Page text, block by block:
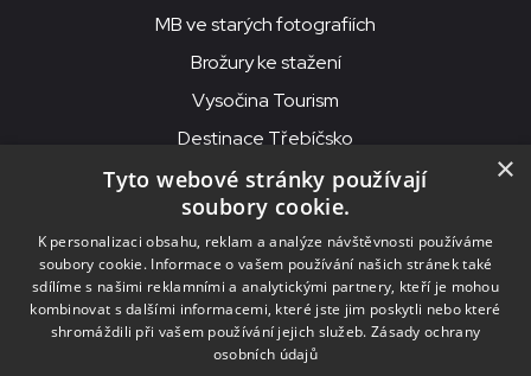
MB ve starých fotografiích
Brožury ke stažení
Vysočina Tourism
Destinace Třebíčsko
© 2026MKS Beseda Mor. Budějovice
MKS Beseda, příspěvková organizace, Purcnerova 62, 676 02
Moravské Budějovice
IČO: 00091758, DIČ: CZ00091758, ID datové schránky: chjn2kd
×
Tyto webové stránky používají
soubory cookie.
K personalizaci obsahu, reklam a analýze návštěvnosti používáme
soubory cookie. Informace o vašem používání našich stránek také
sdílíme s našimi reklamními a analytickými partnery, kteří je mohou
kombinovat s dalšími informacemi, které jste jim poskytli nebo které
shromáždili při vašem používání jejich služeb. Zásady ochrany
osobních údajů